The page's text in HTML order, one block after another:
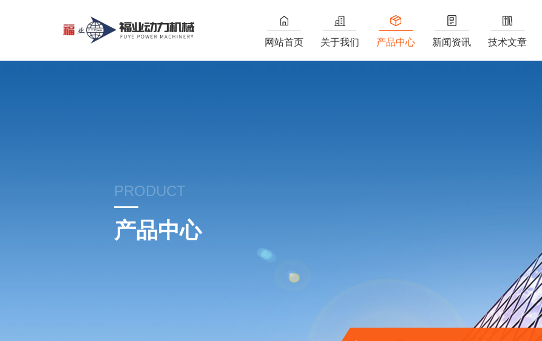
网站首页 关于我们 产品中心 新闻资讯 技术文章
PRODUCT
产品中心